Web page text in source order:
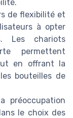
de flexibilité et
à opter
Les chariots
permettent
en offrant la
bouteilles de
préoccupation
le choix des